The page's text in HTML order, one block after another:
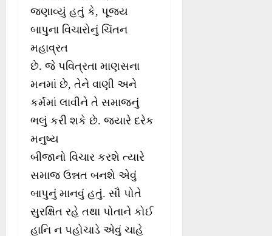
જણાવ્યું હતું કે, પૂજ્ય
બાપુના વિચારોનું ચિંતન
મહાવ્રત
છે. જે પવિત્રતા માણસના
મનમાં છે, તેને વાણી અને
કર્મમાં લાવીને તે સમાજનું
ભલું કરી શકે છે. જ્યારે દરેક
મનુષ્ય
બીજાનો વિચાર કરશે ત્યારે
સમાજ ઉન્નત બનશે એવું
બાપુનું માનવું હતું. સૌ પોતે
સુરક્ષિત રહે તથા પોતાને કોઈ
હાનિ ન પહોચાડે એવું ચાહે